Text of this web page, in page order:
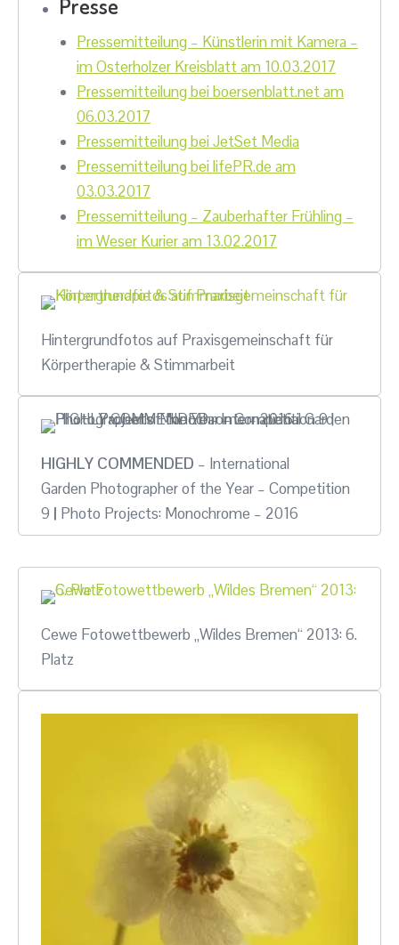
Presse
Pressemitteilung – Künstlerin mit Kamera –
im Osterholzer Kreisblatt am 10.03.2017
Pressemitteilung bei boersenblatt.net am
06.03.2017
Pressemitteilung bei JetSet Media
Pressemitteilung bei lifePR.de am
03.03.2017
Pressemitteilung – Zauberhafter Frühling –
im Weser Kurier am 13.02.2017
Hintergrundfotos auf Praxisgemeinschaft für
Körpertherapie & Stimmarbeit
HIGHLY COMMENDED – International
Garden Photographer of the Year – Competition
9 | Photo Projects: Monochrome – 2016
Cewe Fotowettbewerb „Wildes Bremen“ 2013: 6.
Platz